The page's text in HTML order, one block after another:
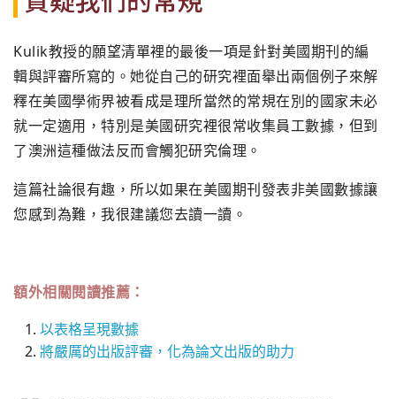
Kulik教授的願望清單裡的最後一項是針對美國期刊的編
輯與評審所寫的。她從自己的研究裡面舉出兩個例子來解
釋在美國學術界被看成是理所當然的常規在別的國家未必
就一定適用，特別是美國研究裡很常收集員工數據，但到
了澳洲這種做法反而會觸犯研究倫理。
這篇社論很有趣，所以如果在美國期刊發表非美國數據讓
您感到為難，我很建議您去讀一讀。
額外相關閱讀推薦：
以表格呈現數據
將嚴厲的出版評審，化為論文出版的助力